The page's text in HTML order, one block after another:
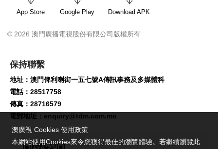
App Store Google Play Download APK
© 2026 澳門廣播電視股份有限公司版權所有
保持聯繫
地址：澳門俾利喇街一五七號A傳訊事務及多媒體科
電話：28517758
傳真：28716579
電郵地址： enquiry@tdm.com.mo
澳廣視 Cookies 使用政策
本網站使用Cookies來令您獲得最佳的瀏覽體驗。若繼續瀏覽此